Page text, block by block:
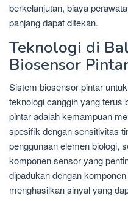
berkelanjutan, biaya
panjang dapat ditekan.
Teknologi di
Biosensor
Sistem biosensor pintar
teknologi canggih yang terus
pintar adalah kemampuan
spesifik dengan sensitivitas
penggunaan elemen biologi,
komponen sensor yang
dipadukan dengan
menghasilkan sinyal yang